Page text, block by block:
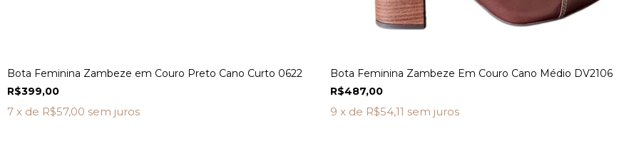
Bota Feminina Zambeze em Couro Preto Cano Curto 0622
R$399,00
7 x de R$57,00 sem juros
Bota Feminina Zambeze Em Couro Cano Médio DV2106
R$487,00
9 x de R$54,11 sem juros